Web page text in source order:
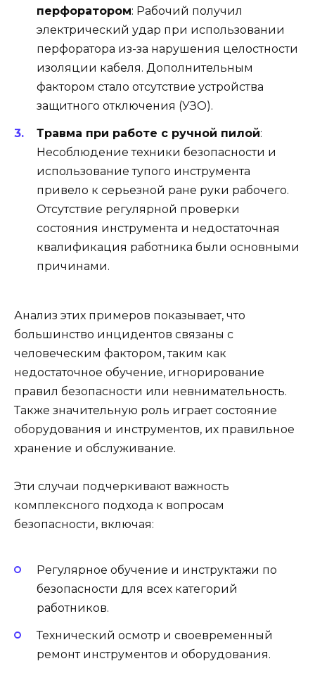
перфоратором: Рабочий получил
электрический удар при использовании
перфоратора из-за нарушения целостности
изоляции кабеля. Дополнительным
фактором стало отсутствие устройства
защитного отключения (УЗО).
Травма при работе с ручной пилой:
Несоблюдение техники безопасности и
использование тупого инструмента
привело к серьезной ране руки рабочего.
Отсутствие регулярной проверки
состояния инструмента и недостаточная
квалификация работника были основными
причинами.
Анализ этих примеров показывает, что
большинство инцидентов связаны с
человеческим фактором, таким как
недостаточное обучение, игнорирование
правил безопасности или невнимательность.
Также значительную роль играет состояние
оборудования и инструментов, их правильное
хранение и обслуживание.
Эти случаи подчеркивают важность
комплексного подхода к вопросам
безопасности, включая:
Регулярное обучение и инструктажи по
безопасности для всех категорий
работников.
Технический осмотр и своевременный
ремонт инструментов и оборудования.